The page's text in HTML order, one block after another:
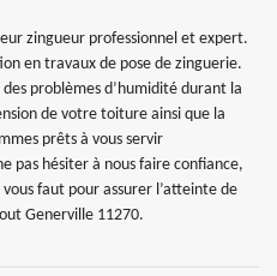
zingueur professionnel et expert.
en travaux de pose de zinguerie.
problèmes d’humidité durant la
de votre toiture ainsi que la
prêts à vous servir
pas hésiter à nous faire confiance,
faut pour assurer l’atteinte de
Generville 11270.